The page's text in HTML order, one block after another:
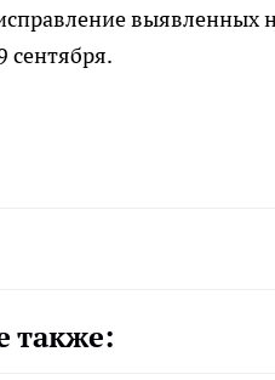
выявленных
сентября.
также: